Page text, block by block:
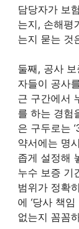
담당자가 보
는지, 손해평
는지 묻는 것
둘째, 공사
자들이 공사
근 구간에서
를 하는 경험
은 구두로는
약서에는 명
좁게 설정해
누수 보증 기
범위가 정확
에 ‘당사 책
없는지 꼼꼼